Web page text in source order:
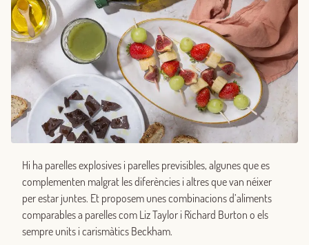
Hi ha parelles explosives i parelles previsibles, algunes que es
complementen malgrat les diferències i altres que van néixer
per estar juntes. Et proposem unes combinacions d’aliments
comparables a parelles com Liz Taylor i Richard Burton o els
sempre units i carismàtics Beckham.